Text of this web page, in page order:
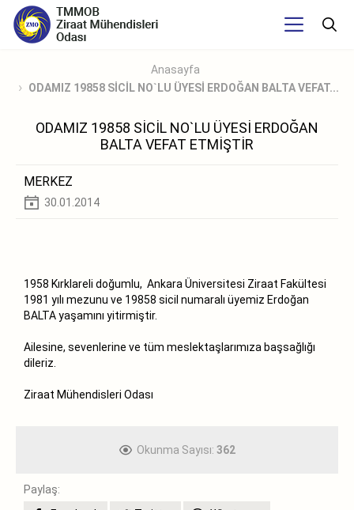
Anasayfa
ODAMIZ 19858 SİCİL NO`LU ÜYESİ ERDOĞAN BALTA VEFAT...
ODAMIZ 19858 SİCİL NO`LU ÜYESİ ERDOĞAN
BALTA VEFAT ETMİŞTİR
MERKEZ
30.01.2014
1958 Kırklareli doğumlu, Ankara Üniversitesi Ziraat Fakültesi
1981 yılı mezunu ve 19858 sicil numaralı üyemiz Erdoğan
BALTA yaşamını yitirmiştir.
Ailesine, sevenlerine ve tüm meslektaşlarımıza başsağlığı
dileriz.
Ziraat Mühendisleri Odası
Okunma Sayısı: 362
Paylaş: